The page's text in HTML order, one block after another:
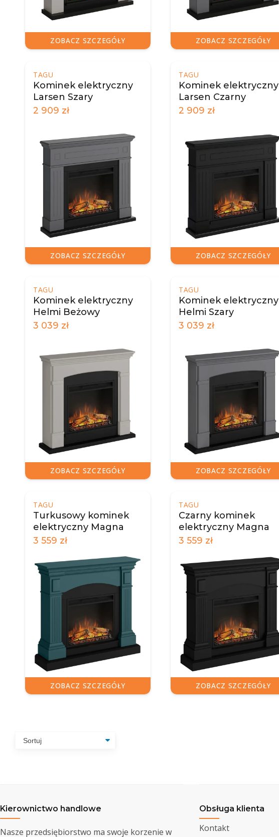
ZOBACZ SZCZEGÓŁY ZOBACZ SZCZEGÓŁY
TAGU
Kominek elektryczny
Larsen Szary
2 909 zł
ZOBACZ SZCZEGÓŁY
TAGU
Kominek elektryczny
Larsen Czarny
2 909 zł
ZOBACZ SZCZEGÓŁY
TAGU
Kominek elektryczny
Helmi Beżowy
3 039 zł
ZOBACZ SZCZEGÓŁY
TAGU
Kominek elektryczny
Helmi Szary
3 039 zł
ZOBACZ SZCZEGÓŁY
TAGU
Turkusowy kominek
elektryczny Magna
3 559 zł
ZOBACZ SZCZEGÓŁY
TAGU
Czarny kominek
elektryczny Magna
3 559 zł
ZOBACZ SZCZEGÓŁY
Kierownictwo handlowe
Nasze przedsiębiorstwo ma swoje korzenie w
Obsługa klienta
Kontakt